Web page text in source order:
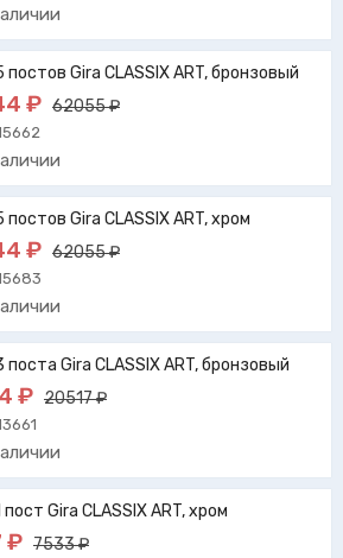
постов Gira CLASSIX ART, бронзовый
₽ 62055 ₽
постов Gira CLASSIX ART, хром
₽ 62055 ₽
поста Gira CLASSIX ART, бронзовый
₽ 20517 ₽
пост Gira CLASSIX ART, хром
₽ 7533 ₽